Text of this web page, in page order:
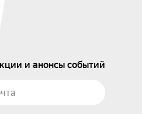
и анонсы событий